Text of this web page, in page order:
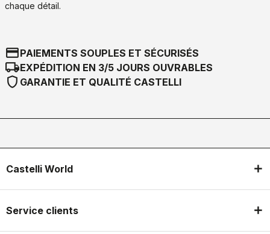
chaque détail.
credit_cardPAIEMENTS SOUPLES ET SÉCURISÉS
local_shippingEXPÉDITION EN 3/5 JOURS OUVRABLES
shield GARANTIE ET QUALITÉ CASTELLI
Castelli World
Service clients